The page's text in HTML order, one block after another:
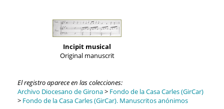
Incipit musical
Original manuscrit
El registro aparece en las colecciones:
Archivo Diocesano de Girona> Fondo de la Casa Carles (GirCar)
> Fondo de la Casa Carles (GirCar). Manuscritos anónimos